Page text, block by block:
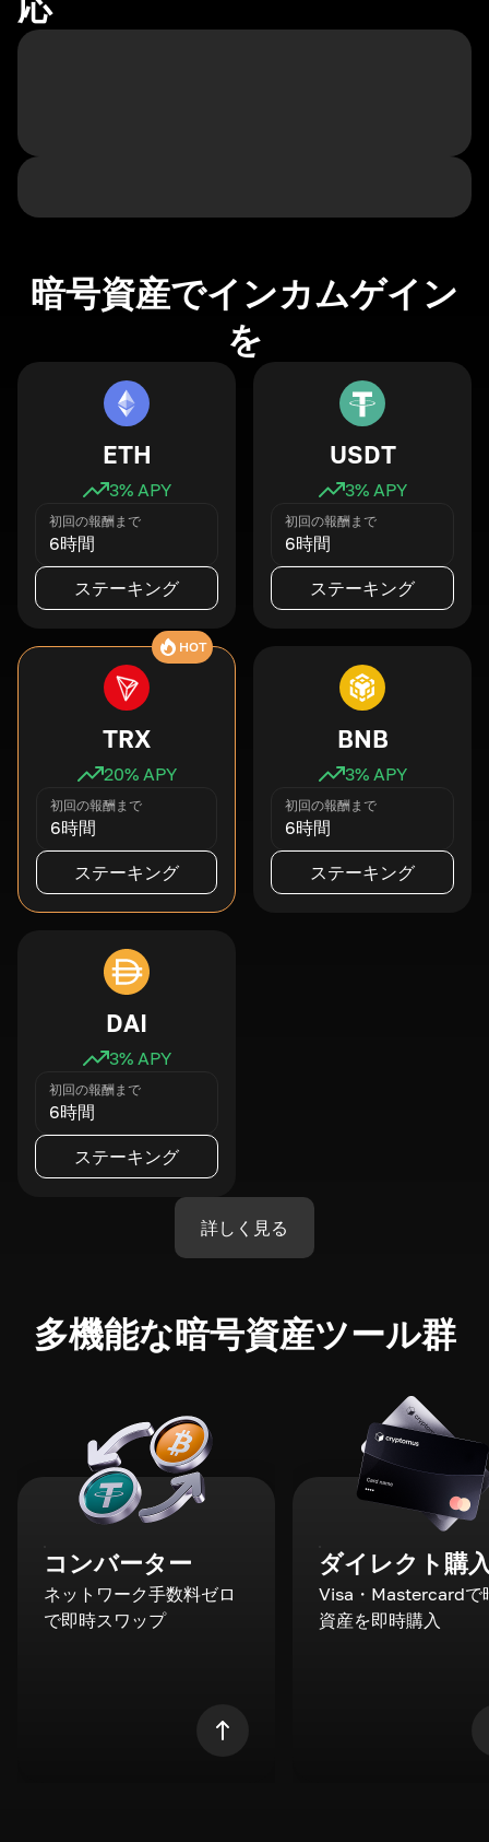
暗号資産でインカムゲイン
を
ETH
3% APY
初回の報酬まで
6時間
ステーキング
USDT
3% APY
初回の報酬まで
6時間
ステーキング
HOT
TRX
20% APY
初回の報酬まで
6時間
ステーキング
BNB
3% APY
初回の報酬まで
6時間
ステーキング
DAI
3% APY
初回の報酬まで
6時間
ステーキング
詳しく見る
多機能な暗号資産ツール群
コンバーター
ネットワーク手数料ゼロ
で即時スワップ
ダイレクト購
Visa・Mastercardで
資産を即時購入